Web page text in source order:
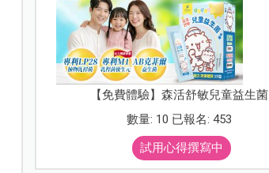
【免費體驗】森活舒敏兒童益生菌
數量: 10 已報名: 453
試用心得撰寫中